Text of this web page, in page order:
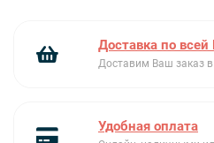
гриля, конвекции, а также из
воспользоваться
сокращающим время
Доставка по всей
Доставим Ваш заказ
Удобная оплата